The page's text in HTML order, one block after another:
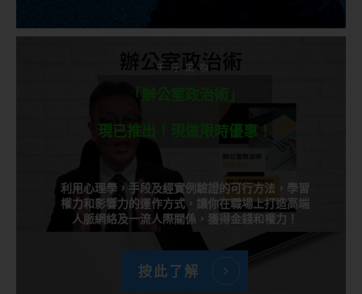
千呼萬喚
「辦公室政治術」
現已推出！現做限時優惠！
利用心理學，手段及經實例驗證的可行方法，學習
權力和影響力的運作方式，讓你在職場上打造高端
人脈網絡及一流人際關係，獲得金錢和權力！
按此了解